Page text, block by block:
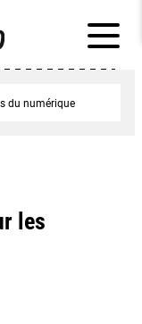
du numérique
les